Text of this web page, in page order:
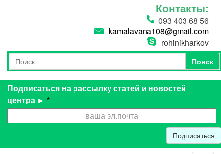
Контакты:
093 403 68 56
kamalavana108@gmail.com
rohinikharkov
Форма поиска
Поиск
Поиск
Подписаться на рассылку статей и новостей
центра ► *
Подписаться